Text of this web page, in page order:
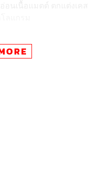
แป้งไฮไลต์เนื้อมุกเฉดสี
รและไรน์สโตน ที่ได้แรง